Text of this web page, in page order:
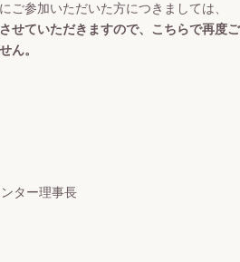
ご参加いただいた方につきましては、
せていただきますので、こちらで再度ご
ん。
ター理事長